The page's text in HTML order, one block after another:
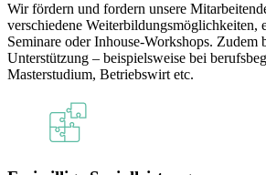
Wir fördern und fordern unsere
verschiedene Weiterbildungsmöglichkeiten,
Seminare oder Inhouse-Workshops.
Unterstützung – beispielsweise bei
Masterstudium, Betriebswirt etc.